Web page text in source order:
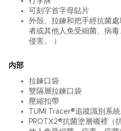
可刻字首字母貼片
外殼、拉鍊和把手經抗菌
者或其他人免受細菌、病
侵害。 ）
內部
拉鍊口袋
雙隔層拉鍊口袋
壓縮扣帶
TUMI Tracer®追蹤識別系統
PROTX2®抗菌塗層襯裡（